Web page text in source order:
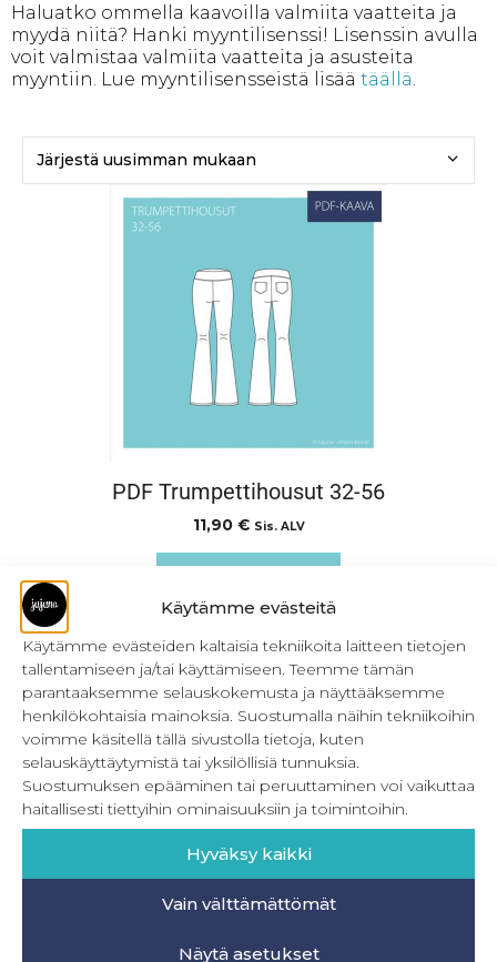
Käytämme evästeitä
Käytämme evästeiden kaltaisia tekniikoita laitteen tietojen
tallentamiseen ja/tai käyttämiseen. Teemme tämän
parantaaksemme selauskokemusta ja näyttääksemme
henkilökohtaisia mainoksia. Suostumalla näihin tekniikoihin
voimme käsitellä tällä sivustolla tietoja, kuten
selauskäyttäytymistä tai yksilöllisiä tunnuksia.
Suostumuksen epääminen tai peruuttaminen voi vaikuttaa
haitallisesti tiettyihin ominaisuuksiin ja toimintoihin.
Hyväksy kaikki
Vain välttämättömät
Näytä asetukset
Haluatko ommella kaavoilla valmiita vaatteita ja
myydä niitä? Hanki myyntilisenssi! Lisenssin avulla
voit valmistaa valmiita vaatteita ja asusteita
myyntiin. Lue myyntilisensseistä lisää täällä
PDF Trumpettihousut 32-56
11,90 € Sis. ALV
PDF Naisten retkeilyhousut 32-56